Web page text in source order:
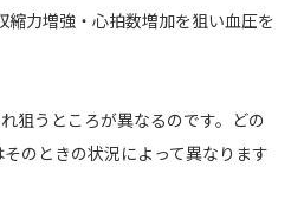
縮力増強・心拍数増加を狙い血圧を
狙うところが異なるのです。どの
のときの状況によって異なります